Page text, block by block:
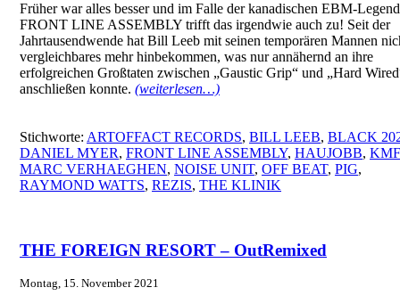
Früher war alles besser und im Falle der kanadischen EBM-
FRONT LINE ASSEMBLY trifft das irgendwie auch zu! Seit der
Jahrtausendwende hat Bill Leeb mit seinen temporären Mannen
vergleichbares mehr hinbekommen, was nur annähernd an ihre
erfolgreichen Großtaten zwischen „Gaustic Grip“ und „Hard
anschließen konnte. (weiterlesen…)
Stichworte: ARTOFFACT RECORDS, BILL LEEB, BLACK
DANIEL MYER, FRONT LINE ASSEMBLY, HAUJOBB,
MARC VERHAEGHEN, NOISE UNIT, OFF BEAT, PIG,
RAYMOND WATTS, REZIS, THE KLINIK
THE FOREIGN RESORT – OutRemixed
Montag, 15. November 2021